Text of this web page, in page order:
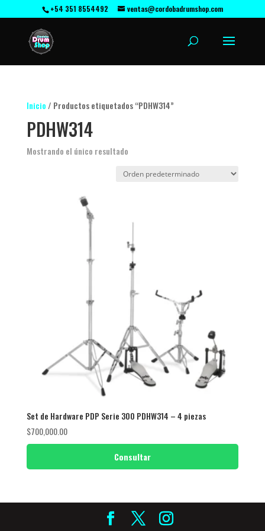
+54 351 8554492 ventas@cordobadrumshop.com
Inicio / Productos etiquetados “PDHW314”
PDHW314
Mostrando el único resultado
Set de Hardware PDP Serie 300 PDHW314 – 4 piezas
$700,000.00
Consultar